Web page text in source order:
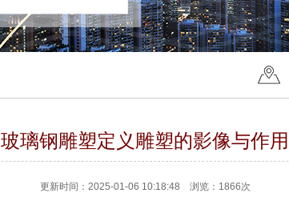
玻璃钢雕塑定义雕塑的影像与作用
更新时间：2025-01-06 10:18:48 浏览：1866次